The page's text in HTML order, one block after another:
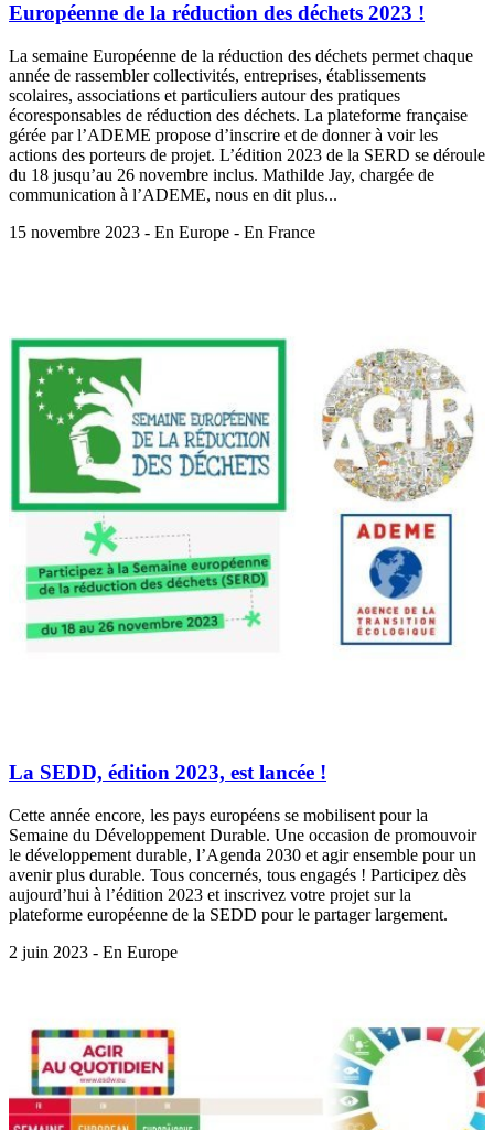
Européenne de la réduction des déchets 2023 !
La semaine Européenne de la réduction des déchets permet chaque
année de rassembler collectivités, entreprises, établissements
scolaires, associations et particuliers autour des pratiques
écoresponsables de réduction des déchets. La plateforme française
gérée par l’ADEME propose d’inscrire et de donner à voir les
actions des porteurs de projet. L’édition 2023 de la SERD se déroule
du 18 jusqu’au 26 novembre inclus. Mathilde Jay, chargée de
communication à l’ADEME, nous en dit plus...
15 novembre 2023 - En Europe - En France
La SEDD, édition 2023, est lancée !
Cette année encore, les pays européens se mobilisent pour la
Semaine du Développement Durable. Une occasion de promouvoir
le développement durable, l’Agenda 2030 et agir ensemble pour un
avenir plus durable. Tous concernés, tous engagés ! Participez dès
aujourd’hui à l’édition 2023 et inscrivez votre projet sur la
plateforme européenne de la SEDD pour le partager largement.
2 juin 2023 - En Europe